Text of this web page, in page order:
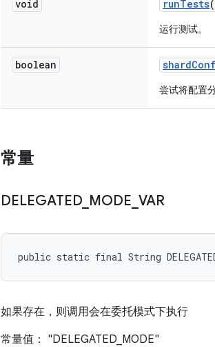
void runTests(
运行测试。
boolean shard
尝试将配置
常量
DELEGATED MODE VAR
public static final String
如果存在，则调用会在委托模式下执行
常量值： "DELEGATED_MODE"